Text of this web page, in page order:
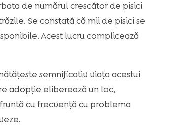
de numărul crescător de pisici
Se constată că mii de pisici se
Acest lucru complicează
semnificativ viața acestui
adopție eliberează un loc,
cu frecvență cu problema